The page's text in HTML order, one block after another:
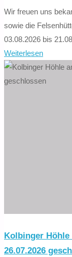
Wir freuen uns
sowie die
03.08.2026 bis
Weiterlesen
2026"
Kolbinger Höhle
26.07.2026